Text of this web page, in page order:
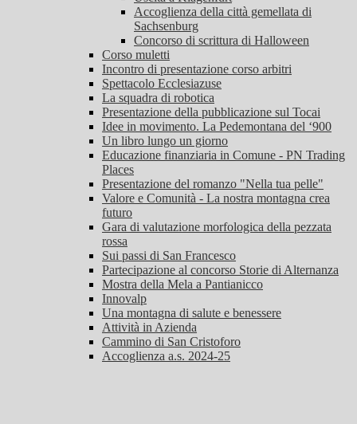
Accoglienza della città gemellata di
Sachsenburg
Concorso di scrittura di Halloween
Corso muletti
Incontro di presentazione corso arbitri
Spettacolo Ecclesiazuse
La squadra di robotica
Presentazione della pubblicazione sul Tocai
Idee in movimento. La Pedemontana del ‘900
Un libro lungo un giorno
Educazione finanziaria in Comune - PN Trading
Places
Presentazione del romanzo "Nella tua pelle"
Valore e Comunità - La nostra montagna crea
futuro
Gara di valutazione morfologica della pezzata
rossa
Sui passi di San Francesco
Partecipazione al concorso Storie di Alternanza
Mostra della Mela a Pantianicco
Innovalp
Una montagna di salute e benessere
Attività in Azienda
Cammino di San Cristoforo
Accoglienza a.s. 2024-25